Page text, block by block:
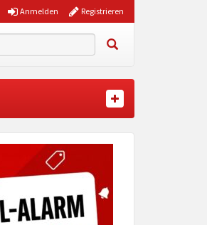
Registrieren
Anmelden